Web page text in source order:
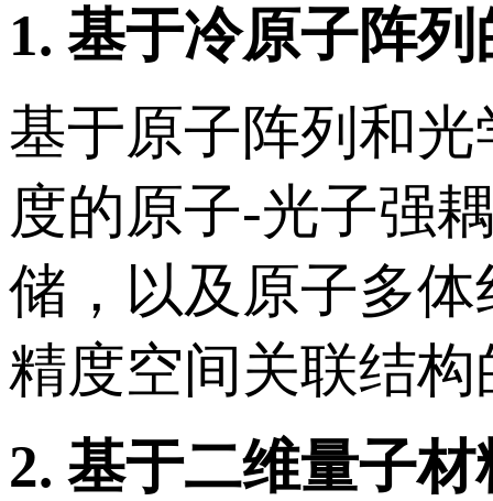
1. 基于冷原子阵
基于原子阵列和
度的原子-光子强
储，以及原子多
精度空间关联结
2. 基于二维量子